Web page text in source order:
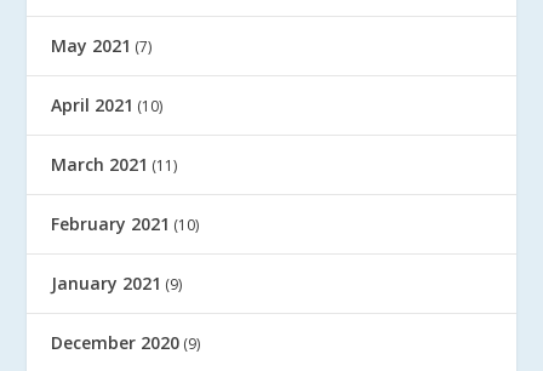
May 2021 (7)
April 2021 (10)
March 2021 (11)
February 2021 (10)
January 2021 (9)
December 2020 (9)